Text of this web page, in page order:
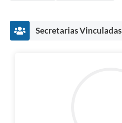
Secretarias Vinculadas